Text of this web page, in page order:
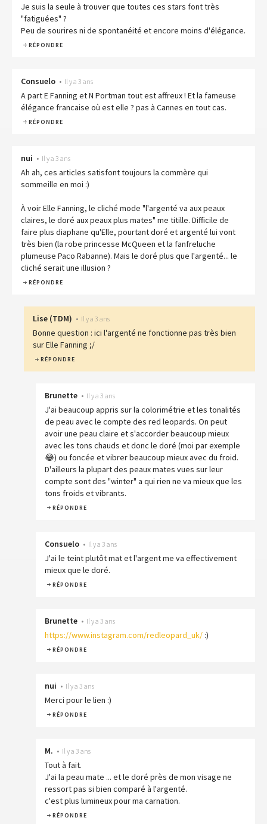
Je suis la seule à trouver que toutes ces stars font très
"fatiguées" ?
Peu de sourires ni de spontanéité et encore moins d'élégance.
RÉPONDRE
Consuelo • Il y a 3 ans
A part E Fanning et N Portman tout est affreux ! Et la fameuse
élégance francaise où est elle ? pas à Cannes en tout cas.
RÉPONDRE
nui • Il y a 3 ans
Ah ah, ces articles satisfont toujours la commère qui
sommeille en moi :)
À voir Elle Fanning, le cliché mode "l'argenté va aux peaux
claires, le doré aux peaux plus mates" me titille. Difficile de
faire plus diaphane qu'Elle, pourtant doré et argenté lui vont
très bien (la robe princesse McQueen et la fanfreluche
plumeuse Paco Rabanne). Mais le doré plus que l'argenté... le
cliché serait une illusion ?
RÉPONDRE
Lise (TDM) • Il y a 3 ans
Bonne question : ici l'argenté ne fonctionne pas très bien
sur Elle Fanning ;/
RÉPONDRE
Brunette • Il y a 3 ans
J'ai beaucoup appris sur la colorimétrie et les tonalités
de peau avec le compte des red leopards. On peut
avoir une peau claire et s'accorder beaucoup mieux
avec les tons chauds et donc le doré (moi par exemple
😂) ou foncée et vibrer beaucoup mieux avec du froid.
D'ailleurs la plupart des peaux mates vues sur leur
compte sont des "winter" a qui rien ne va mieux que les
tons froids et vibrants.
RÉPONDRE
Consuelo • Il y a 3 ans
J'ai le teint plutôt mat et l'argent me va effectivement
mieux que le doré.
RÉPONDRE
Brunette • Il y a 3 ans
https://www.instagram.com/redleopard_uk/ :)
RÉPONDRE
nui • Il y a 3 ans
Merci pour le lien :)
RÉPONDRE
M. • Il y a 3 ans
Tout à fait.
J'ai la peau mate ... et le doré près de mon visage ne
ressort pas si bien comparé à l'argenté.
c'est plus lumineux pour ma carnation.
RÉPONDRE